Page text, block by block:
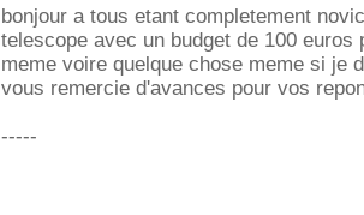
bonjour a tous etant completement
telescope avec un budget de 100
meme voire quelque chose meme si je
vous remercie d'avances pour vos
-----